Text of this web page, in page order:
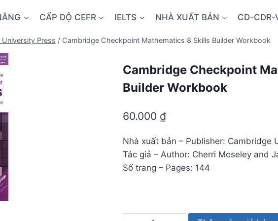
CẤP ĐỘ CEFR IELTS NHÀ XUẤT BẢN CD-CDR-
Press / Cambridge Checkpoint Mathematics 8 Skills Builder Workbook
Cambridge Checkpoint
Builder Workbook
60.000 ₫
Nhà xuất bản – Publisher: Cambridge
Tác giả – Author: Cherri Moseley and
Số trang – Pages: 144